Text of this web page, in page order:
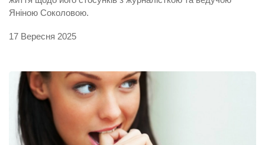
Яніною Соколовою.
17 Вересня 2025